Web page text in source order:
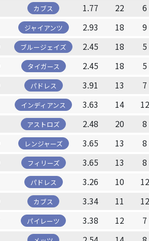
カブス 1.77 22 6
ジャイアンツ 2.93 18 9
ブルージェイズ 2.45 18 5
タイガース 2.45 18 5
パドレス 3.91 13 7
インディアンス 3.63 14 12
アストロズ 2.48 20 8
レンジャーズ 3.65 13 8
フィリーズ 3.65 13 8
パドレス 3.26 10 12
カブス 3.34 11 12
パイレーツ 3.38 12 7